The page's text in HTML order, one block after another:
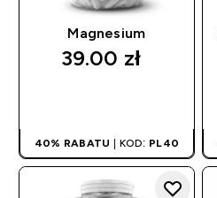
Magnesium
39.00 zł‎
40% RABATU | KOD: PL40